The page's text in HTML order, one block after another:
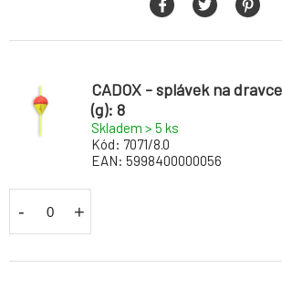
CADOX - splávek na
(g): 8
Skladem > 5 ks
Kód: 7071/8.0
EAN: 5998400000056
- +